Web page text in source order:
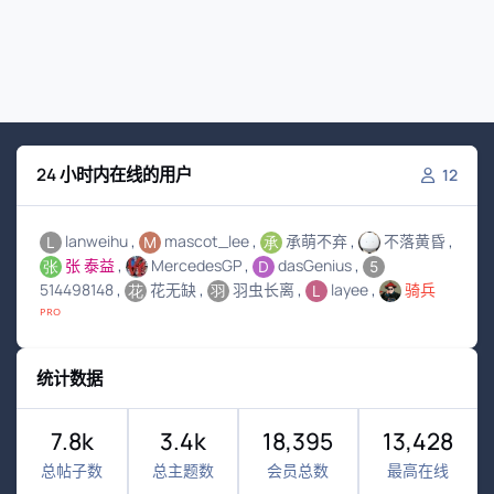
24 小时内在线的用户 12
lanweihu mascot_lee 承萌不弃
不落黄昏
张 泰益
MercedesGP
dasGenius
514498148
花无缺 羽虫长离 layee
骑兵
ᴾᴿᴼ
统计数据
7.8k
总帖子数
3.4k
总主题数
18,395
会员总数
13,428
最高在线